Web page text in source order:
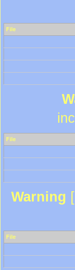
File
File
Warning
File